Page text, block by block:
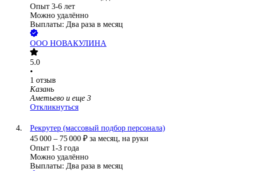
Опыт 3-6 лет
Можно удалённо
Выплаты: Два раза в месяц
ООО НОВАКУЛИНА
5.0
•
1 отзыв
Казань
Аметьево и еще 3
Откликнуться
Рекрутер (массовый подбор персонала)
45 000 – 75 000 ₽ за месяц, на руки
Опыт 1-3 года
Можно удалённо
Выплаты: Два раза в месяц